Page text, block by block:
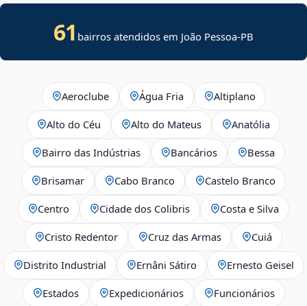
61 bairros atendidos em João Pessoa-PB
Aeroclube Água Fria Altiplano
Alto do Céu Alto do Mateus Anatólia
Bairro das Indústrias Bancários Bessa
Brisamar Cabo Branco Castelo Branco
Centro Cidade dos Colibris Costa e Silva
Cristo Redentor Cruz das Armas Cuiá
Distrito Industrial Ernâni Sátiro Ernesto Geisel
Estados Expedicionários Funcionários